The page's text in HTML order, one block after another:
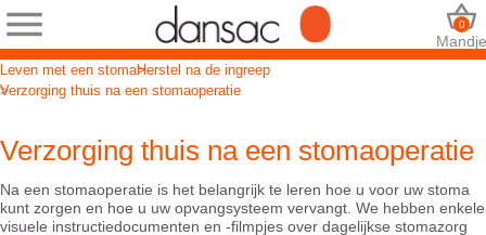
Mandje
0
Leven met een stomaHerstel na de ingreep
Verzorging thuis na een stomaoperatie
Verzorging thuis na een stomaoperatie
Na een stomaoperatie is het belangrijk te leren hoe u voor uw stoma
kunt zorgen en hoe u uw opvangsysteem vervangt. We hebben enkele
visuele instructiedocumenten en -filmpjes over dagelijkse stomazorg